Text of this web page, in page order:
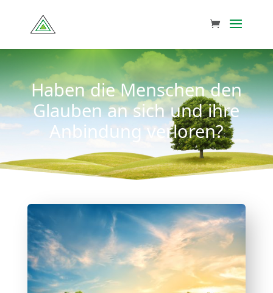
Haben die Menschen den
Glauben an sich und ihre
Anbindung verloren?